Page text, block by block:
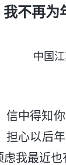
不再为
中国
中得知
心以后
我最近